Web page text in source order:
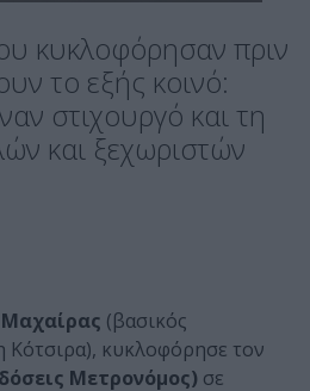
κυκλοφόρησαν πριν
το εξής κοινό:
στιχουργό και τη
και ξεχωριστών
(βασικός
Κότσιρα), κυκλοφόρησε τον
Μετρονόμος) σε